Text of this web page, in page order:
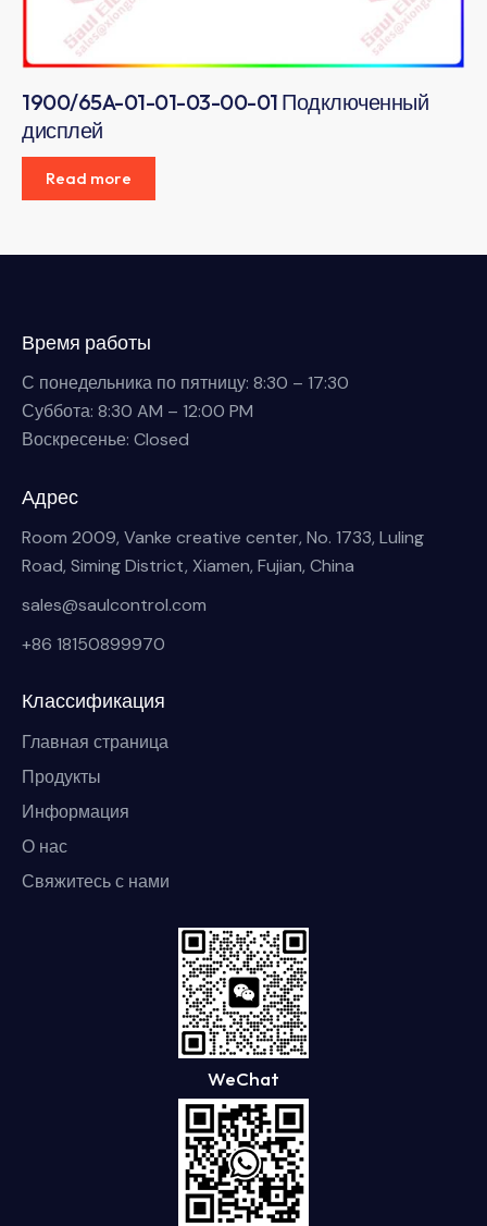
1900/65A-01-01-03-00-01 Подключенный
дисплей
Read more
Время работы
С понедельника по пятницу: 8:30 – 17:30
Суббота: 8:30 AM – 12:00 PM
Воскресенье: Closed
Адрес
Room 2009, Vanke creative center, No. 1733, Luling
Road, Siming District, Xiamen, Fujian, China
sales@saulcontrol.com
+86 18150899970
Классификация
Главная страница
Продукты
Информация
О нас
Свяжитесь с нами
WeChat